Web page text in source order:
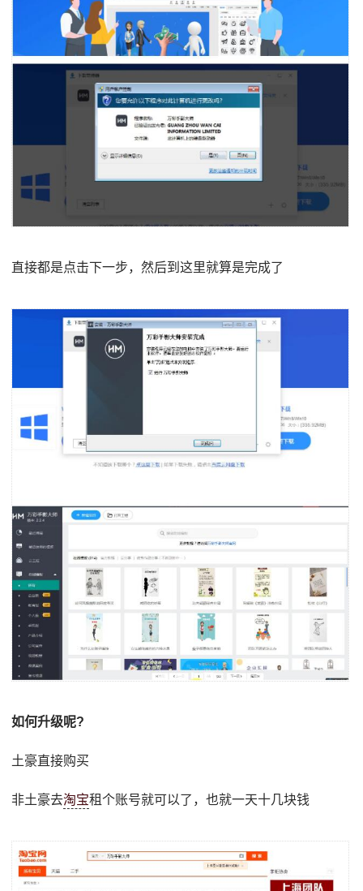
直接都是点击下一步，然后到这里就算是完成了
如何升级呢?
土豪直接购买
非土豪去淘宝租个账号就可以了，也就一天十几块钱